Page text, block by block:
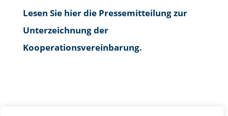
Lesen Sie hier die Pressemitteilung zur
Unterzeichnung der
Kooperationsvereinbarung.